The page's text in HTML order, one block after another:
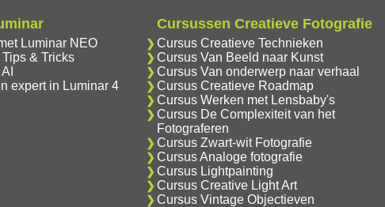
Luminar NEO
& Tricks
expert in Luminar 4
Cursussen Creatieve Fotografie
Cursus Creatieve Technieken
Cursus Van Beeld naar Kunst
Cursus Van onderwerp naar verhaal
Cursus Creatieve Roadmap
Cursus Werken met Lensbaby's
Cursus De Complexiteit van het
Fotograferen
Cursus Zwart-wit Fotografie
Cursus Analoge fotografie
Cursus Lightpainting
Cursus Creative Light Art
Cursus Vintage Objectieven